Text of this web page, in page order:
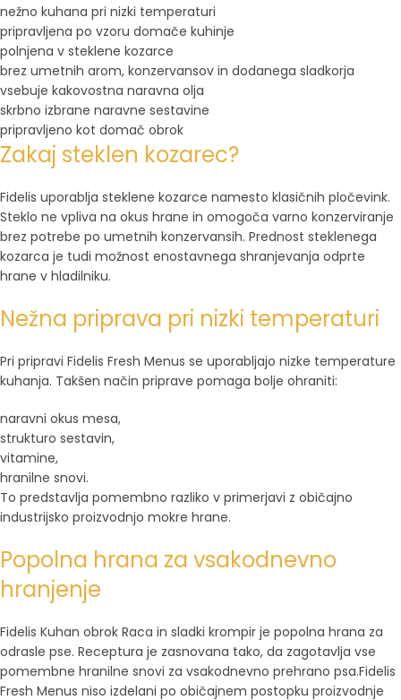
nežno kuhana pri nizki temperaturi
pripravljena po vzoru domače kuhinje
polnjena v steklene kozarce
brez umetnih arom, konzervansov in dodanega sladkorja
vsebuje kakovostna naravna olja
skrbno izbrane naravne sestavine
pripravljeno kot domač obrok
Zakaj steklen kozarec?
Fidelis uporablja steklene kozarce namesto klasičnih pločevink.
Steklo ne vpliva na okus hrane in omogoča varno konzerviranje
brez potrebe po umetnih konzervansih. Prednost steklenega
kozarca je tudi možnost enostavnega shranjevanja odprte
hrane v hladilniku.
Nežna priprava pri nizki temperaturi
Pri pripravi Fidelis Fresh Menus se uporabljajo nizke temperature
kuhanja. Takšen način priprave pomaga bolje ohraniti:
naravni okus mesa,
strukturo sestavin,
vitamine,
hranilne snovi.
To predstavlja pomembno razliko v primerjavi z običajno
industrijsko proizvodnjo mokre hrane.
Popolna hrana za vsakodnevno
hranjenje
Fidelis Kuhan obrok Raca in sladki krompir je popolna hrana za
odrasle pse. Receptura je zasnovana tako, da zagotavlja vse
pomembne hranilne snovi za vsakodnevno prehrano psa.Fidelis
Fresh Menus niso izdelani po običajnem postopku proizvodnje